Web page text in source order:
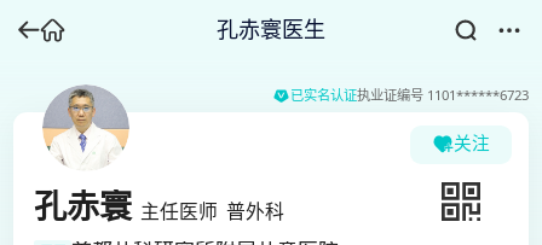
孔赤寰医生
已实名认证执业证编号 1101******6723
关注
孔赤寰 主任医师 普外科